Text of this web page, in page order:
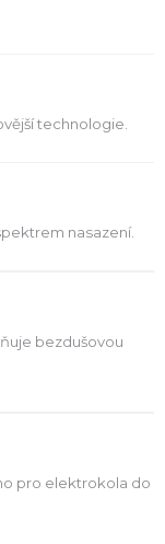
technologie.
nasazení.
bezdušovou
pro elektrokola do